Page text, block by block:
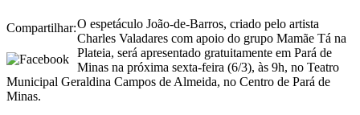
Compartilhar:O espetáculo João-de-Barros, criado pelo artista
Charles Valadares com apoio do grupo Mamãe Tá na
Plateia, será apresentado gratuitamente em Pará de
Minas na próxima sexta-feira (6/3), às 9h, no Teatro
Municipal Geraldina Campos de Almeida, no Centro de Pará de
Minas.